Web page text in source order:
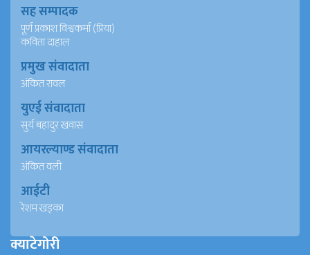
सह सम्पादक
पूर्ण प्रकाश विश्वकर्मा (प्रिया)
कविता दाहाल
प्रमुख संवादाता
अंकित रावल
युएई संवादाता
सुर्य बहादुर खवास
आयरल्याण्ड संवादाता
अंकित वली
आईटी
रेशम खड्का
क्याटेगोरी